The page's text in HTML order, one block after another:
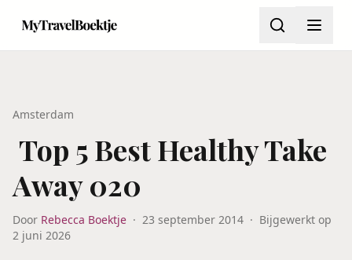
Amsterdam
Top 5 Best Healthy Take
Away 020
Door Rebecca Boektje · 23 september 2014 · Bijgewerkt op
2 juni 2026